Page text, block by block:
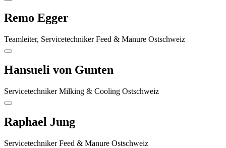
Remo Egger
Teamleiter, Servicetechniker Feed & Manure Ostschweiz
Hansueli von Gunten
Servicetechniker Milking & Cooling Ostschweiz
Raphael Jung
Servicetechniker Feed & Manure Ostschweiz